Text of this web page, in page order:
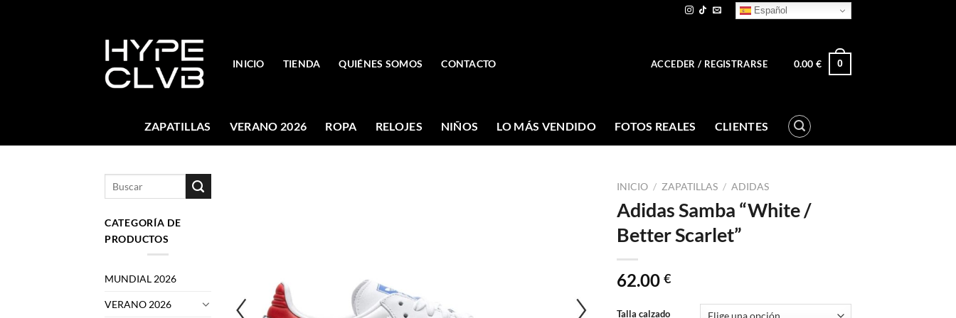
Español
INICIO TIENDA QUIÉNES SOMOS CONTACTO ACCEDER / REGISTRARSE 0.00€ 0
ZAPATILLAS VERANO 2026 ROPA RELOJES NIÑOS LO MÁS VENDIDO FOTOS REALES CLIENTES
CATEGORÍA DE
PRODUCTOS
MUNDIAL 2026
VERANO 2026
INICIO / ZAPATILLAS / ADIDAS
Adidas Samba “White /
Better Scarlet”
62.00 €
Talla calzado